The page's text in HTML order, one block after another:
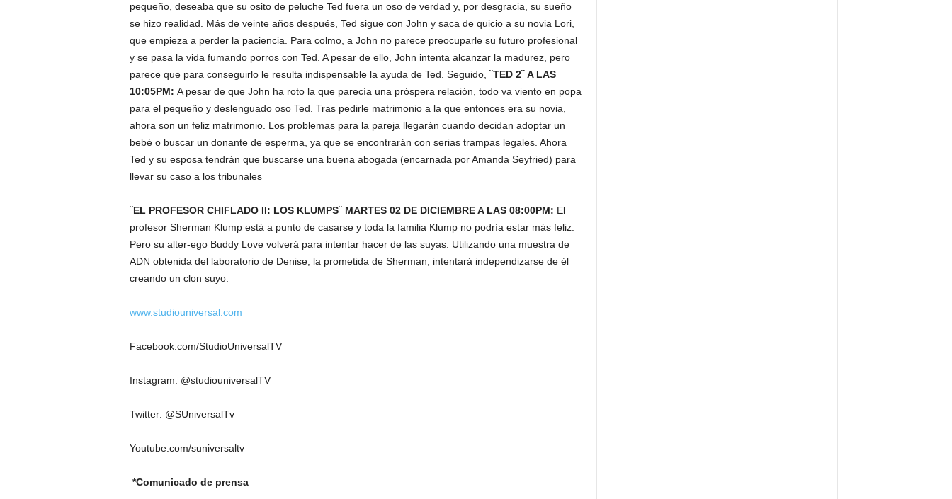
pequeño, deseaba que su osito de peluche Ted fuera un oso de verdad y, por desgracia, su sueño
se hizo realidad. Más de veinte años después, Ted sigue con John y saca de quicio a su novia Lori,
que empieza a perder la paciencia. Para colmo, a John no parece preocuparle su futuro profesional
y se pasa la vida fumando porros con Ted. A pesar de ello, John intenta alcanzar la madurez, pero
parece que para conseguirlo le resulta indispensable la ayuda de Ted. Seguido, ¨TED 2¨ A LAS
10:05PM: A pesar de que John ha roto la que parecía una próspera relación, todo va viento en popa
para el pequeño y deslenguado oso Ted. Tras pedirle matrimonio a la que entonces era su novia,
ahora son un feliz matrimonio. Los problemas para la pareja llegarán cuando decidan adoptar un
bebé o buscar un donante de esperma, ya que se encontrarán con serias trampas legales. Ahora
Ted y su esposa tendrán que buscarse una buena abogada (encarnada por Amanda Seyfried) para
llevar su caso a los tribunales
¨EL PROFESOR CHIFLADO II: LOS KLUMPS¨ MARTES 02 DE DICIEMBRE A LAS 08:00PM: El
profesor Sherman Klump está a punto de casarse y toda la familia Klump no podría estar más feliz.
Pero su alter-ego Buddy Love volverá para intentar hacer de las suyas. Utilizando una muestra de
ADN obtenida del laboratorio de Denise, la prometida de Sherman, intentará independizarse de él
creando un clon suyo.
www.studiouniversal.com
Facebook.com/StudioUniversalTV
Instagram: @studiouniversalTV
Twitter: @SUniversalTv
Youtube.com/suniversaltv
*Comunicado de prensa